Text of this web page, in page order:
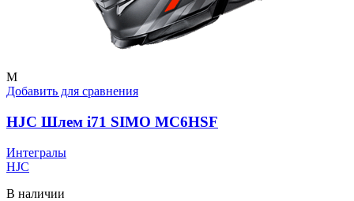
M
Добавить для сравнения
HJC Шлем i71 SIMO MC6HSF
Интегралы
HJC
В наличии